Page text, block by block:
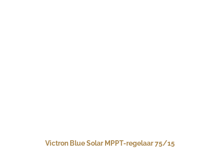
Victron Blue Solar MPPT-regelaar 75/15